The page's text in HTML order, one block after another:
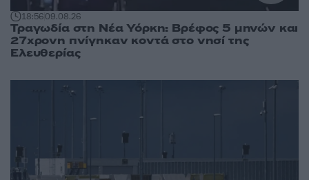
18:5609.08.26
Τραγωδία στη Νέα Υόρκη: Βρέφος 5 μηνών και
27χρονη πνίγηκαν κοντά στο νησί της
Ελευθερίας